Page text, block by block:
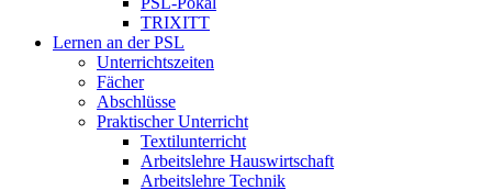
TRIXITT
Lernen an der PSL
Unterrichtszeiten
Fächer
Abschlüsse
Praktischer Unterricht
Textilunterricht
Arbeitslehre Hauswirtschaft
Arbeitslehre Technik